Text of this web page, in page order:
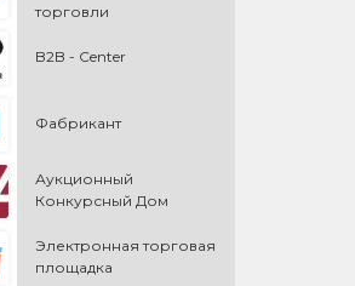
торговли
B2B - Center
Фабрикант
Аукционный
Конкурсный Дом
Электронная торговая
площадка